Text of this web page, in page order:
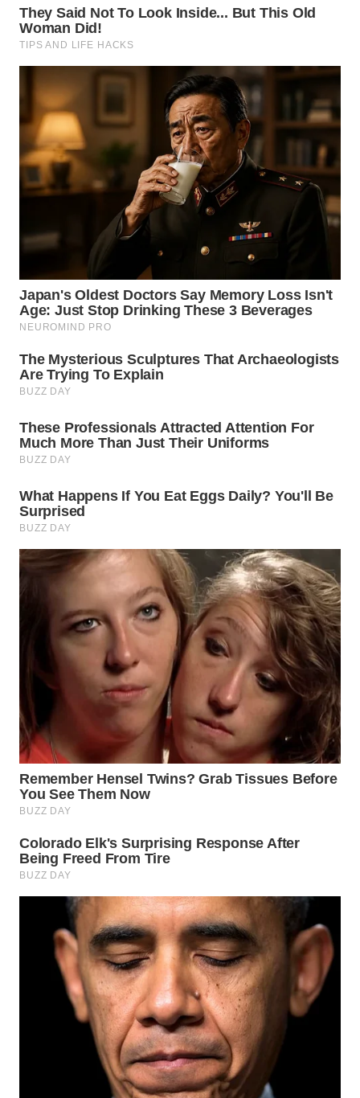
WN
GORONTALO
SULUT
WN
MALUKU
WN
WN
WN
DANAU
WN
WN
LANGKAT
WN
TAPANULI
WN
LESUNG
WN
KARO
SIMALUNGUN
WN
LABUHANBATU
WN
TAPANULI
TENGAH
WN DELI
SERDANG
WN
TEBING